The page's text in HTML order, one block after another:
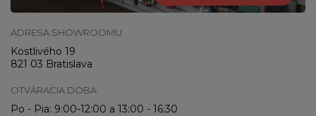
ADRESA SHOWROOMU
Kostlivého 19
821 03 Bratislava
OTVÁRACIA DOBA
Po - Pia: 9:00-12:00 a 13:00 - 16:30